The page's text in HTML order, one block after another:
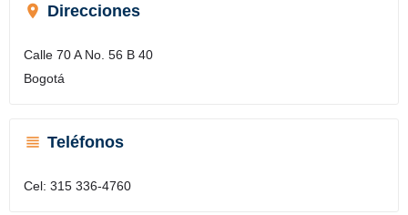
Direcciones
Calle 70 A No. 56 B 40
Bogotá
Teléfonos
Cel: 315 336-4760